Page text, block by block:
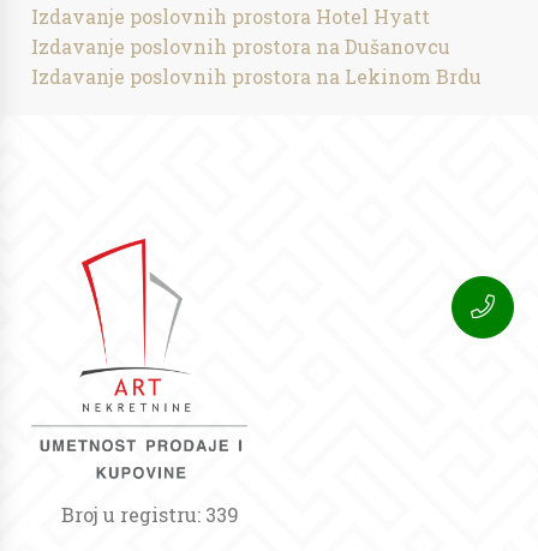
Izdavanje poslovnih prostora Hotel Hyatt
Izdavanje poslovnih prostora na Dušanovcu
Izdavanje poslovnih prostora na Lekinom Brdu
Broj u registru: 339